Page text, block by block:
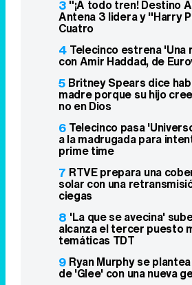
3 "¡A todo tren! Destino
Antena 3 lidera y "Harry
Cuatro
4 Telecinco estrena 'Una
con Amir Haddad, de
5 Britney Spears dice
madre porque su hijo
no en Dios
6 Telecinco pasa
a la madrugada para
prime time
7 RTVE prepara una
solar con una
ciegas
8 'La que se avecina'
alcanza el tercer puesto
temáticas TDT
9 Ryan Murphy se
de 'Glee' con una nueva